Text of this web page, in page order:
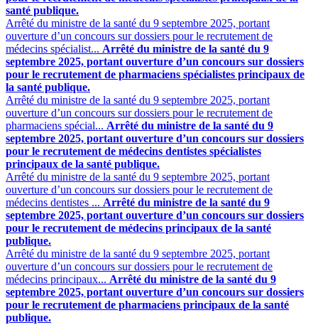
santé publique.
Arrêté du ministre de la santé du 9 septembre 2025, portant
ouverture d’un concours sur dossiers pour le recrutement de
médecins spécialist... Arrêté du ministre de la santé du 9
septembre 2025, portant ouverture d’un concours sur dossiers
pour le recrutement de pharmaciens spécialistes principaux de
la santé publique.
Arrêté du ministre de la santé du 9 septembre 2025, portant
ouverture d’un concours sur dossiers pour le recrutement de
pharmaciens spécial... Arrêté du ministre de la santé du 9
septembre 2025, portant ouverture d’un concours sur dossiers
pour le recrutement de médecins dentistes spécialistes
principaux de la santé publique.
Arrêté du ministre de la santé du 9 septembre 2025, portant
ouverture d’un concours sur dossiers pour le recrutement de
médecins dentistes ... Arrêté du ministre de la santé du 9
septembre 2025, portant ouverture d’un concours sur dossiers
pour le recrutement de médecins principaux de la santé
publique.
Arrêté du ministre de la santé du 9 septembre 2025, portant
ouverture d’un concours sur dossiers pour le recrutement de
médecins principaux... Arrêté du ministre de la santé du 9
septembre 2025, portant ouverture d’un concours sur dossiers
pour le recrutement de pharmaciens principaux de la santé
publique.